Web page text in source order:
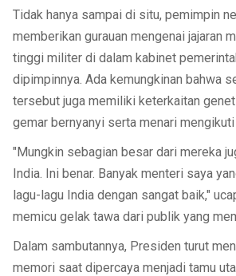
Tidak hanya sampai di situ, pemimpin
memberikan gurauan mengenai jajaran
tinggi militer di dalam kabinet
dipimpinnya. Ada kemungkinan bahwa
tersebut juga memiliki keterkaitan
gemar bernyanyi serta menari
"Mungkin sebagian besar dari mereka
India. Ini benar. Banyak menteri saya
lagu-lagu India dengan sangat baik,"
memicu gelak tawa dari publik yang
Dalam sambutannya, Presiden turut
memori saat dipercaya menjadi tamu